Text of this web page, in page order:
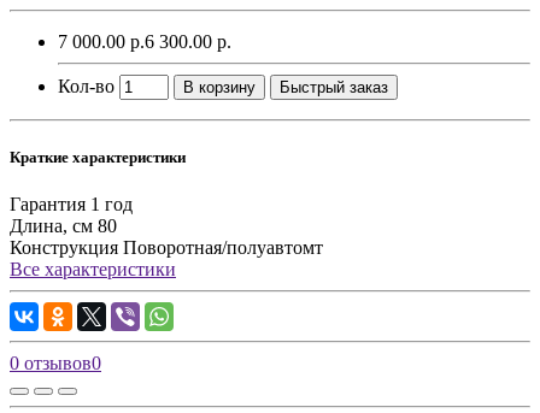
7 000.00 р.6 300.00 р.
Кол-во В корзину Быстрый заказ
Краткие характеристики
Гарантия 1 год
Длина, см 80
Конструкция Поворотная/полуавтомт
Все характеристики
0 отзывов0